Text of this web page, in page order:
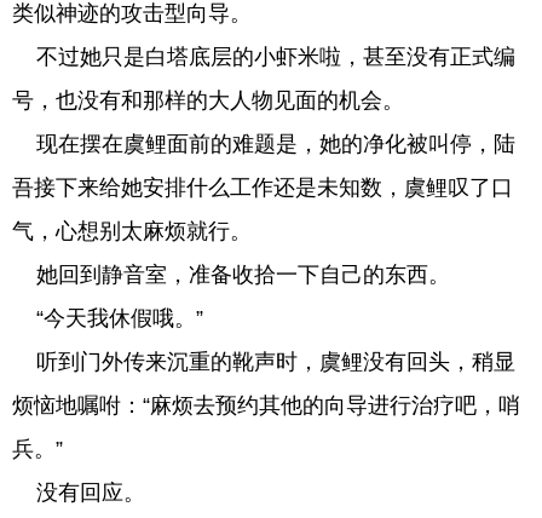
类似神迹的攻击型向导。
不过她只是白塔底层的小虾米啦，甚至没有正式编
号，也没有和那样的大人物见面的机会。
现在摆在虞鲤面前的难题是，她的净化被叫停，陆
吾接下来给她安排什么工作还是未知数，虞鲤叹了口
气，心想别太麻烦就行。
她回到静音室，准备收拾一下自己的东西。
“今天我休假哦。”
听到门外传来沉重的靴声时，虞鲤没有回头，稍显
烦恼地嘱咐：“麻烦去预约其他的向导进行治疗吧，哨
兵。”
没有回应。